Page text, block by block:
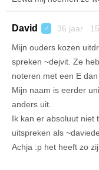
David ♂ 36 jaar
Mijn ouders kozen
spreken ~dejvit. Ze
noteren met een E dan
Mijn naam is eerder
anders uit.
Ik kan er absoluut niet
uitspreken als
Achja :p het heeft zo